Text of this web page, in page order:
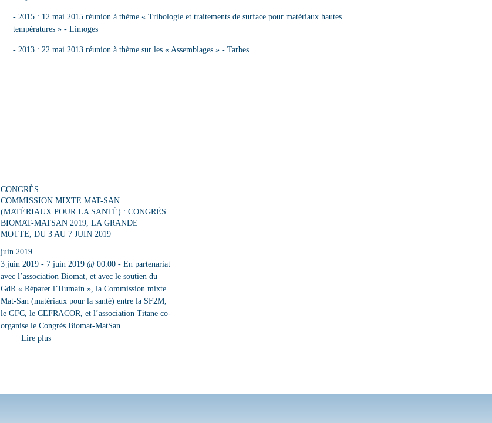
- 2015 : 12 mai 2015 réunion à thème « Tribologie et traitements de surface pour matériaux hautes
températures » - Limoges
- 2013 : 22 mai 2013 réunion à thème sur les « Assemblages » - Tarbes
CONGRÈS
COMMISSION MIXTE MAT-SAN
(MATÉRIAUX POUR LA SANTÉ) : CONGRÈS
BIOMAT-MATSAN 2019, LA GRANDE
MOTTE, DU 3 AU 7 JUIN 2019
juin 2019
3 juin 2019 - 7 juin 2019 @ 00:00 - En partenariat
avec l’association Biomat, et avec le soutien du
GdR « Réparer l’Humain », la Commission mixte
Mat-San (matériaux pour la santé) entre la SF2M,
le GFC, le CEFRACOR, et l’association Titane co-
organise le Congrès Biomat-MatSan ...
Lire plus